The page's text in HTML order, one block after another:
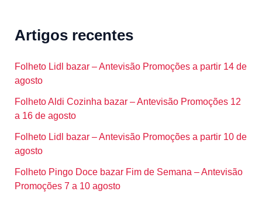
Artigos recentes
Folheto Lidl bazar – Antevisão Promoções a partir 14 de
agosto
Folheto Aldi Cozinha bazar – Antevisão Promoções 12
a 16 de agosto
Folheto Lidl bazar – Antevisão Promoções a partir 10 de
agosto
Folheto Pingo Doce bazar Fim de Semana – Antevisão
Promoções 7 a 10 agosto